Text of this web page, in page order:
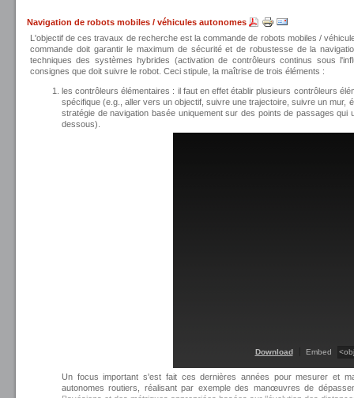
Navigation de robots mobiles / véhicules autonomes
L'objectif de ces travaux de recherche est la commande de robots mobiles /
commande doit garantir le maximum de sécurité et de robustesse de la
techniques des systèmes hybrides (activation de contrôleurs continus sous
consignes que doit suivre le robot. Ceci stipule, la maîtrise de trois éléments :
les contrôleurs élémentaires : il faut en effet établir plusieurs contrôleurs
spécifique (e.g., aller vers un objectif, suivre une trajectoire, suivre un
stratégie de navigation basée uniquement sur des points de passages
dessous).
Download Embed
Un focus important s'est fait ces dernières années pour mesurer et
autonomes routiers, réalisant par exemple des manœuvres de